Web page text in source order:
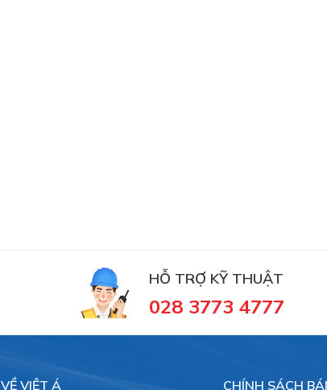
HỖ TRỢ KỸ THUẬT
028 3773 4777
VỀ VIỆT Á CHÍNH SÁCH